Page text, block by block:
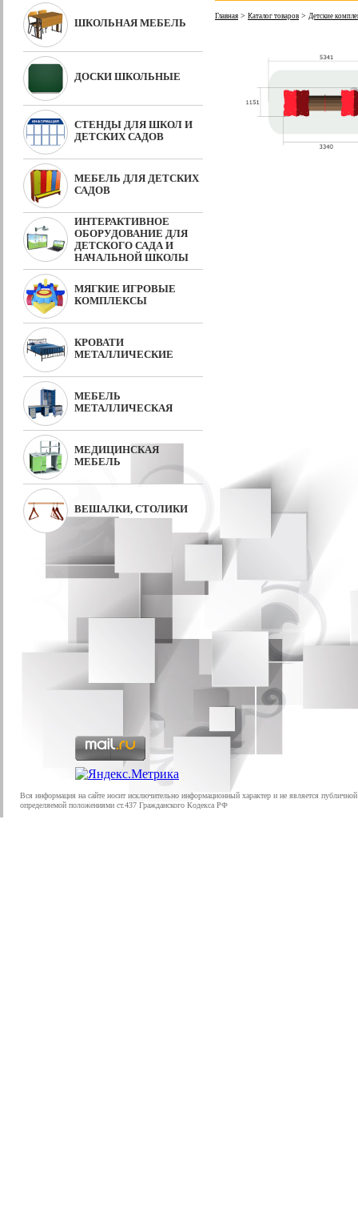
ШКОЛЬНАЯ МЕБЕЛЬ
ДОСКИ ШКОЛЬНЫЕ
СТЕНДЫ ДЛЯ ШКОЛ И
ДЕТСКИХ САДОВ
МЕБЕЛЬ ДЛЯ ДЕТСКИХ
САДОВ
ИНТЕРАКТИВНОЕ
ОБОРУДОВАНИЕ ДЛЯ
ДЕТСКОГО САДА И
НАЧАЛЬНОЙ ШКОЛЫ
МЯГКИЕ ИГРОВЫЕ
КОМПЛЕКСЫ
КРОВАТИ
МЕТАЛЛИЧЕСКИЕ
МЕБЕЛЬ
МЕТАЛЛИЧЕСКАЯ
МЕДИЦИНСКАЯ
МЕБЕЛЬ
ВЕШАЛКИ, СТОЛИКИ
Главная > Каталог товаров > Детские
Вся информация на сайте носит исключительно информационный характер и не является
определяемой положениями ст.437 Гражданского Кодекса РФ